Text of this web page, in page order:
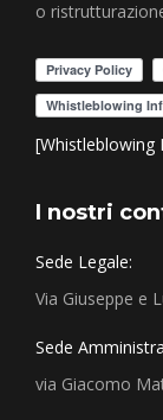
o
[Whistleblowing
I nostri
Sede Legale:
Via Giuseppe e
Sede
via Giacomo